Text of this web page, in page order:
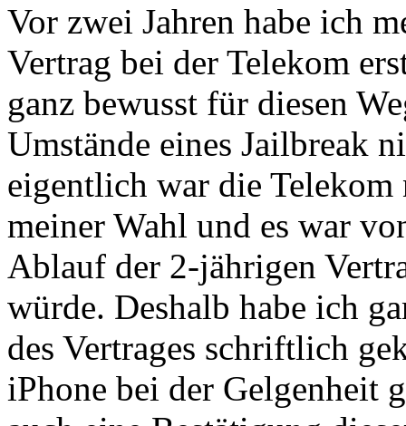
Vor zwei Jahren habe ich
Vertrag bei der Telekom
ganz bewusst für diesen
Umstände eines Jailbreak
eigentlich war die
meiner Wahl und es war
Ablauf der 2-jährigen
würde. Deshalb habe ich
des Vertrages schriftlich
iPhone bei der Gelgenheit